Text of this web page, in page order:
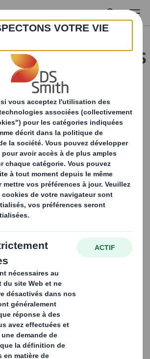
: attention mes
êtes suivis
l’IA, la blockchain est une
récente* qui a fait son apparition
cesse de trouver de nouvelles
des entreprises. Décryptage.
les nuls
de la crypto-monnaie** Bitcoin,
de stocker et transmettre des
transparente et sécurisée.
constitue une base de données
de tous les échanges entre
sa création. Sans intervention
permet à chacun de de vérifier la